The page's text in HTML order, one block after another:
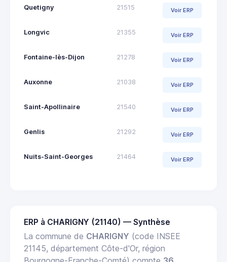
Quetigny 21515 Voir ERP
Longvic 21355 Voir ERP
Fontaine-lès-Dijon 21278 Voir ERP
Auxonne 21038 Voir ERP
Saint-Apollinaire 21540 Voir ERP
Genlis 21292 Voir ERP
Nuits-Saint-Georges 21464 Voir ERP
ERP à CHARIGNY (21140) — Synthèse
La commune de CHARIGNY (code INSEE
21145, département Côte-d'Or, région